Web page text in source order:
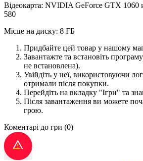
Відеокарта: NVIDIA GeForce GTX
580
Місце на диску: 8 ГБ
Придбайте цей товар у нашому
Завантажте та встановіть програму
не встановлена).
Увійдіть у неї, використовуючи
отримали після покупки.
Перейдіть на вкладку "Ігри" та
Після завантаження ви можете
грою.
Коментарі до гри (0)